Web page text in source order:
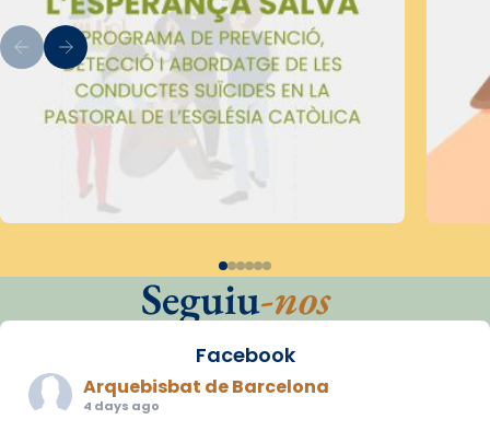
Seguiu-nos
Facebook
Arquebisbat de Barcelona
4 days ago